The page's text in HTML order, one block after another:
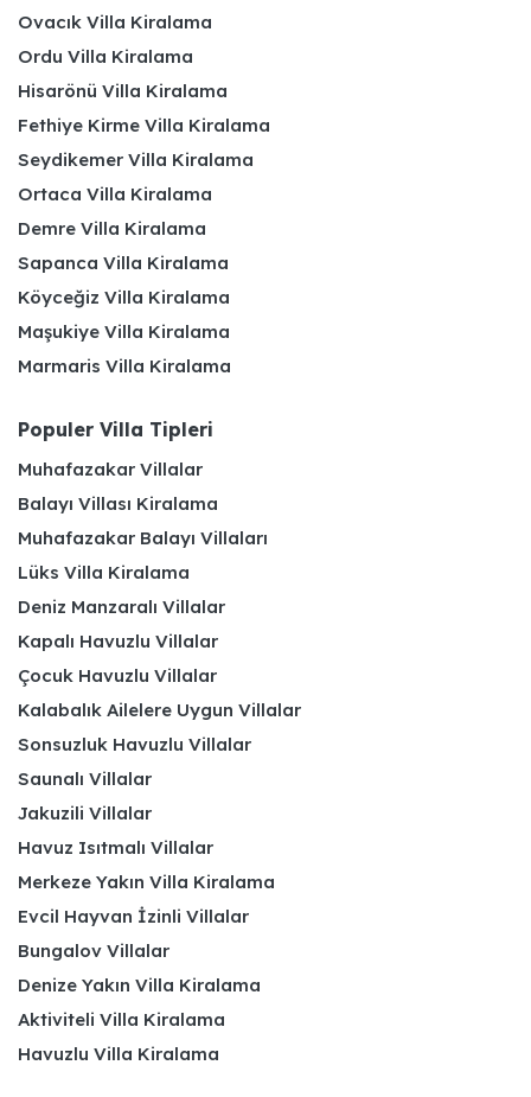
Ovacık Villa Kiralama
Ordu Villa Kiralama
Hisarönü Villa Kiralama
Fethiye Kirme Villa Kiralama
Seydikemer Villa Kiralama
Ortaca Villa Kiralama
Demre Villa Kiralama
Sapanca Villa Kiralama
Köyceğiz Villa Kiralama
Maşukiye Villa Kiralama
Marmaris Villa Kiralama
Populer Villa Tipleri
Muhafazakar Villalar
Balayı Villası Kiralama
Muhafazakar Balayı Villaları
Lüks Villa Kiralama
Deniz Manzaralı Villalar
Kapalı Havuzlu Villalar
Çocuk Havuzlu Villalar
Kalabalık Ailelere Uygun Villalar
Sonsuzluk Havuzlu Villalar
Saunalı Villalar
Jakuzili Villalar
Havuz Isıtmalı Villalar
Merkeze Yakın Villa Kiralama
Evcil Hayvan İzinli Villalar
Bungalov Villalar
Denize Yakın Villa Kiralama
Aktiviteli Villa Kiralama
Havuzlu Villa Kiralama